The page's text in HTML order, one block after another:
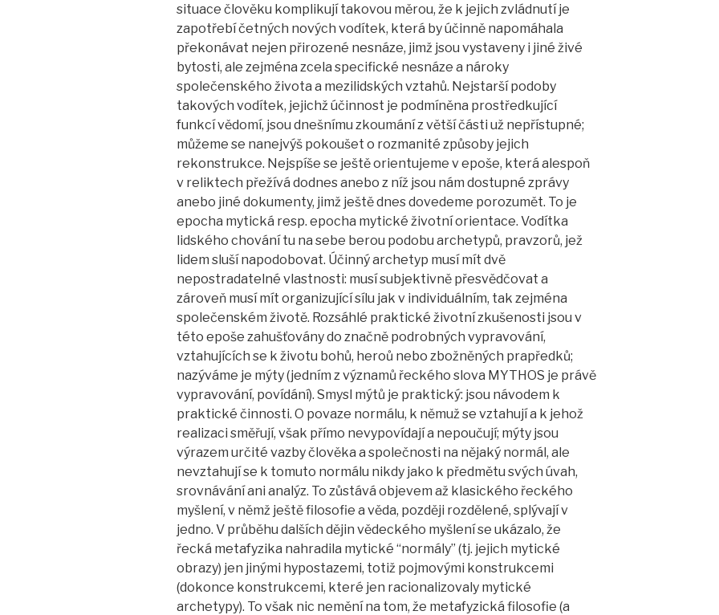
situace člověku komplikují takovou měrou, že k jejich zvládnutí je
zapotřebí četných nových vodítek, která by účinně napomáhala
překonávat nejen přirozené nesnáze, jimž jsou vystaveny i jiné živé
bytosti, ale zejména zcela specifické nesnáze a nároky
společenského života a mezilidských vztahů. Nejstarší podoby
takových vodítek, jejichž účinnost je podmíněna prostředkující
funkcí vědomí, jsou dnešnímu zkoumání z větší části už nepřístupné;
můžeme se nanejvýš pokoušet o rozmanité způsoby jejich
rekonstrukce. Nejspíše se ještě orientujeme v epoše, která alespoň
v reliktech přežívá dodnes anebo z níž jsou nám dostupné zprávy
anebo jiné dokumenty, jimž ještě dnes dovedeme porozumět. To je
epocha mytická resp. epocha mytické životní orientace. Vodítka
lidského chování tu na sebe berou podobu archetypů, pravzorů, jež
lidem sluší napodobovat. Účinný archetyp musí mít dvě
nepostradatelné vlastnosti: musí subjektivně přesvědčovat a
zároveň musí mít organizující sílu jak v individuálním, tak zejména
společenském životě. Rozsáhlé praktické životní zkušenosti jsou v
této epoše zahušťovány do značně podrobných vypravování,
vztahujících se k životu bohů, heroů nebo zbožněných prapředků;
nazýváme je mýty (jedním z významů řeckého slova MYTHOS je právě
vypravování, povídání). Smysl mýtů je praktický: jsou návodem k
praktické činnosti. O povaze normálu, k němuž se vztahují a k jehož
realizaci směřují, však přímo nevypovídají a nepoučují; mýty jsou
výrazem určité vazby člověka a společnosti na nějaký normál, ale
nevztahují se k tomuto normálu nikdy jako k předmětu svých úvah,
srovnávání ani analýz. To zůstává objevem až klasického řeckého
myšlení, v němž ještě filosofie a věda, později rozdělené, splývají v
jedno. V průběhu dalších dějin vědeckého myšlení se ukázalo, že
řecká metafyzika nahradila mytické “normály” (tj. jejich mytické
obrazy) jen jinými hypostazemi, totiž pojmovými konstrukcemi
(dokonce konstrukcemi, které jen racionalizovaly mytické
archetypy). To však nic nemění na tom, že metafyzická filosofie (a